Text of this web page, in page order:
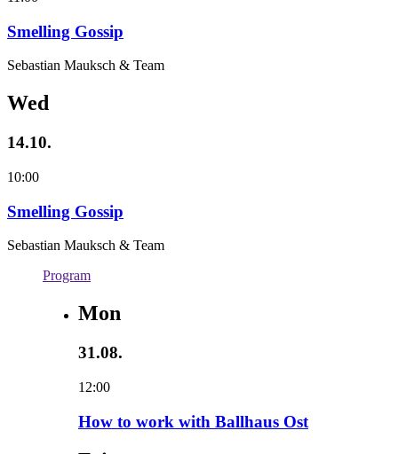
Smelling Gossip
Sebastian Mauksch & Team
Wed
14.10.
10:00
Smelling Gossip
Sebastian Mauksch & Team
Program
Mon
31.08.
12:00
How to work with Ballhaus Ost